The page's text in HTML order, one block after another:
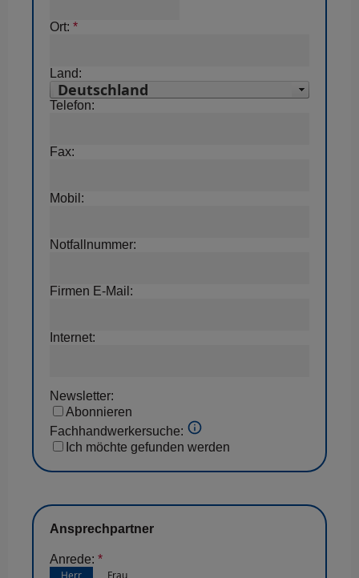
Ort: *
Land:
Telefon:
Fax:
Mobil:
Notfallnummer:
Firmen E-Mail:
Internet:
Newsletter:
Abonnieren
Fachhandwerkersuche:
Ich möchte gefunden werden
Ansprechpartner
Anrede: *